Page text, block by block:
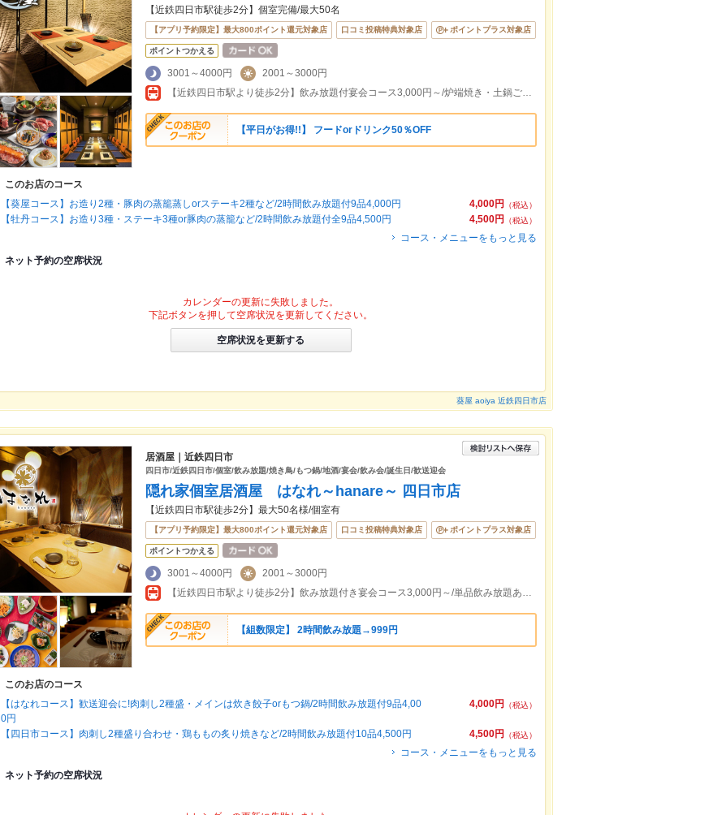
【近鉄四日市駅徒歩2分】個室完備/最大50名
【アプリ予約限定】最大800ポイント還元対象店 口コミ投稿特典対象店 ポイントプラス対象店
ポイントつかえる
3001～4000円
2001～3000円
【近鉄四日市駅より徒歩2分】飲み放題付宴会コース3,000円～/炉端焼き・土鍋ごはん・地酒を個室でご堪能…/飲み放題あり
【平日がお得!!】 フードorドリンク50％OFF
このお店のコース
4,000円
（税込）
【葵屋コース】お造り2種・豚肉の蒸籠蒸しorステーキ2種など/2時間飲み放題付9品4,000円
4,500円
（税込）
【牡丹コース】お造り3種・ステーキ3種or豚肉の蒸籠など/2時間飲み放題付全9品4,500円
コース・メニューをもっと見る
ネット予約の空席状況
カレンダーの更新に失敗しました。
下記ボタンを押して空席状況を更新してください。
空席状況を更新する
葵屋 aoiya 近鉄四日市店
居酒屋｜近鉄四日市
四日市/近鉄四日市/個室/飲み放題/焼き鳥/もつ鍋/地酒/宴会/飲み会/誕生日/歓送迎会
隠れ家個室居酒屋 はなれ～hanare～ 四日市店
【近鉄四日市駅徒歩2分】最大50名様/個室有
【アプリ予約限定】最大800ポイント還元対象店 口コミ投稿特典対象店 ポイントプラス対象店
ポイントつかえる
3001～4000円
2001～3000円
【近鉄四日市駅より徒歩2分】飲み放題付き宴会コース3,000円～/単品飲み放題あり/掘りごたつ個室あり
【組数限定】 2時間飲み放題→999円
このお店のコース
4,000円
（税込）
【はなれコース】歓送迎会に!肉刺し2種盛・メインは炊き餃子orもつ鍋/2時間飲み放題付9品4,00
0円
4,500円
（税込）
【四日市コース】肉刺し2種盛り合わせ・鶏ももの炙り焼きなど/2時間飲み放題付10品4,500円
コース・メニューをもっと見る
ネット予約の空席状況